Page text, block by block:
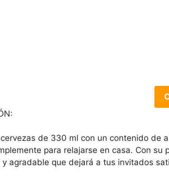
de 330 ml con un contenido de
para relajarse en casa. Con
agradable que dejará a tus invitados